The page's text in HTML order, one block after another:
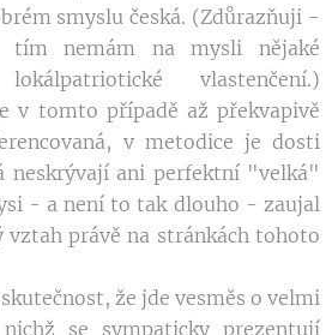
smyslu česká. (Zdůrazňuji -
tím nemám na mysli nějaké
lokálpatriotické vlastenčení.)
v tomto případě až překvapivě
v metodice je dosti
neskrývají ani perfektní "velká"
- a není to tak dlouho - zaujal
vztah právě na stránkách tohoto
že jde vesměs o velmi
se sympaticky prezentují